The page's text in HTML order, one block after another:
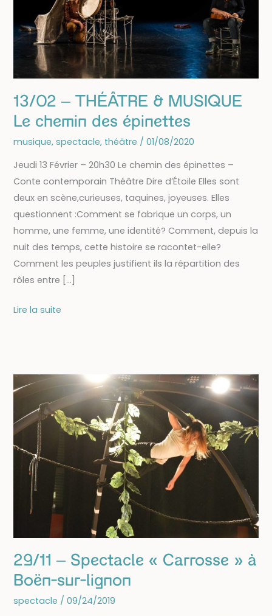
13/02 – THÉÂTRE & MUSIQUE
Le chemin des épinettes
musique, spectacle, théâtre / 01/08/2020
Jeudi 13 Février – 20h30 Le chemin des épinettes –
Conte contemporain Théâtre Dire d’Étoile Elles sont
deux en scène,curieuses, taquines, joyeuses. Elles
questionnent :Comment se fabrique un corps, un
homme, une femme, une identité? Comment, depuis la
nuit des temps, cette histoire se racontet-elle?
Comment les peuples justifient ils la répartition des
rôles entre […]
13/02
MUSIQUE
Le
chemin
des
épinettes
Lire la suite
29/11 – Spectacle « Carrosse » à
Boën-sur-lignon
spectacle / 09/24/2019